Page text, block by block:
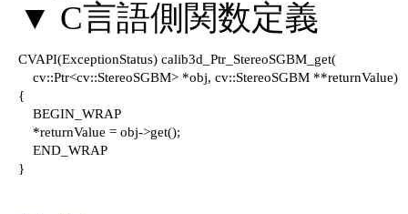
CVAPI(ExceptionStatus) calib3d_Ptr_StereoSGBM_get(
    cv::Ptr<cv::StereoSGBM> *obj, cv::StereoSGBM **returnValue)
{
    BEGIN_WRAP
    *returnValue = obj->get();
    END_WRAP
}